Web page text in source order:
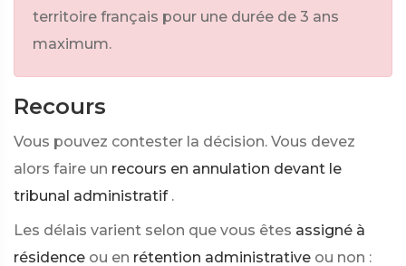
territoire français pour une durée de 3 ans
maximum.
Recours
Vous pouvez contester la décision. Vous devez
alors faire un recours en annulation devant le
tribunal administratif .
Les délais varient selon que vous êtes assigné à
résidence ou en rétention administrative ou non :